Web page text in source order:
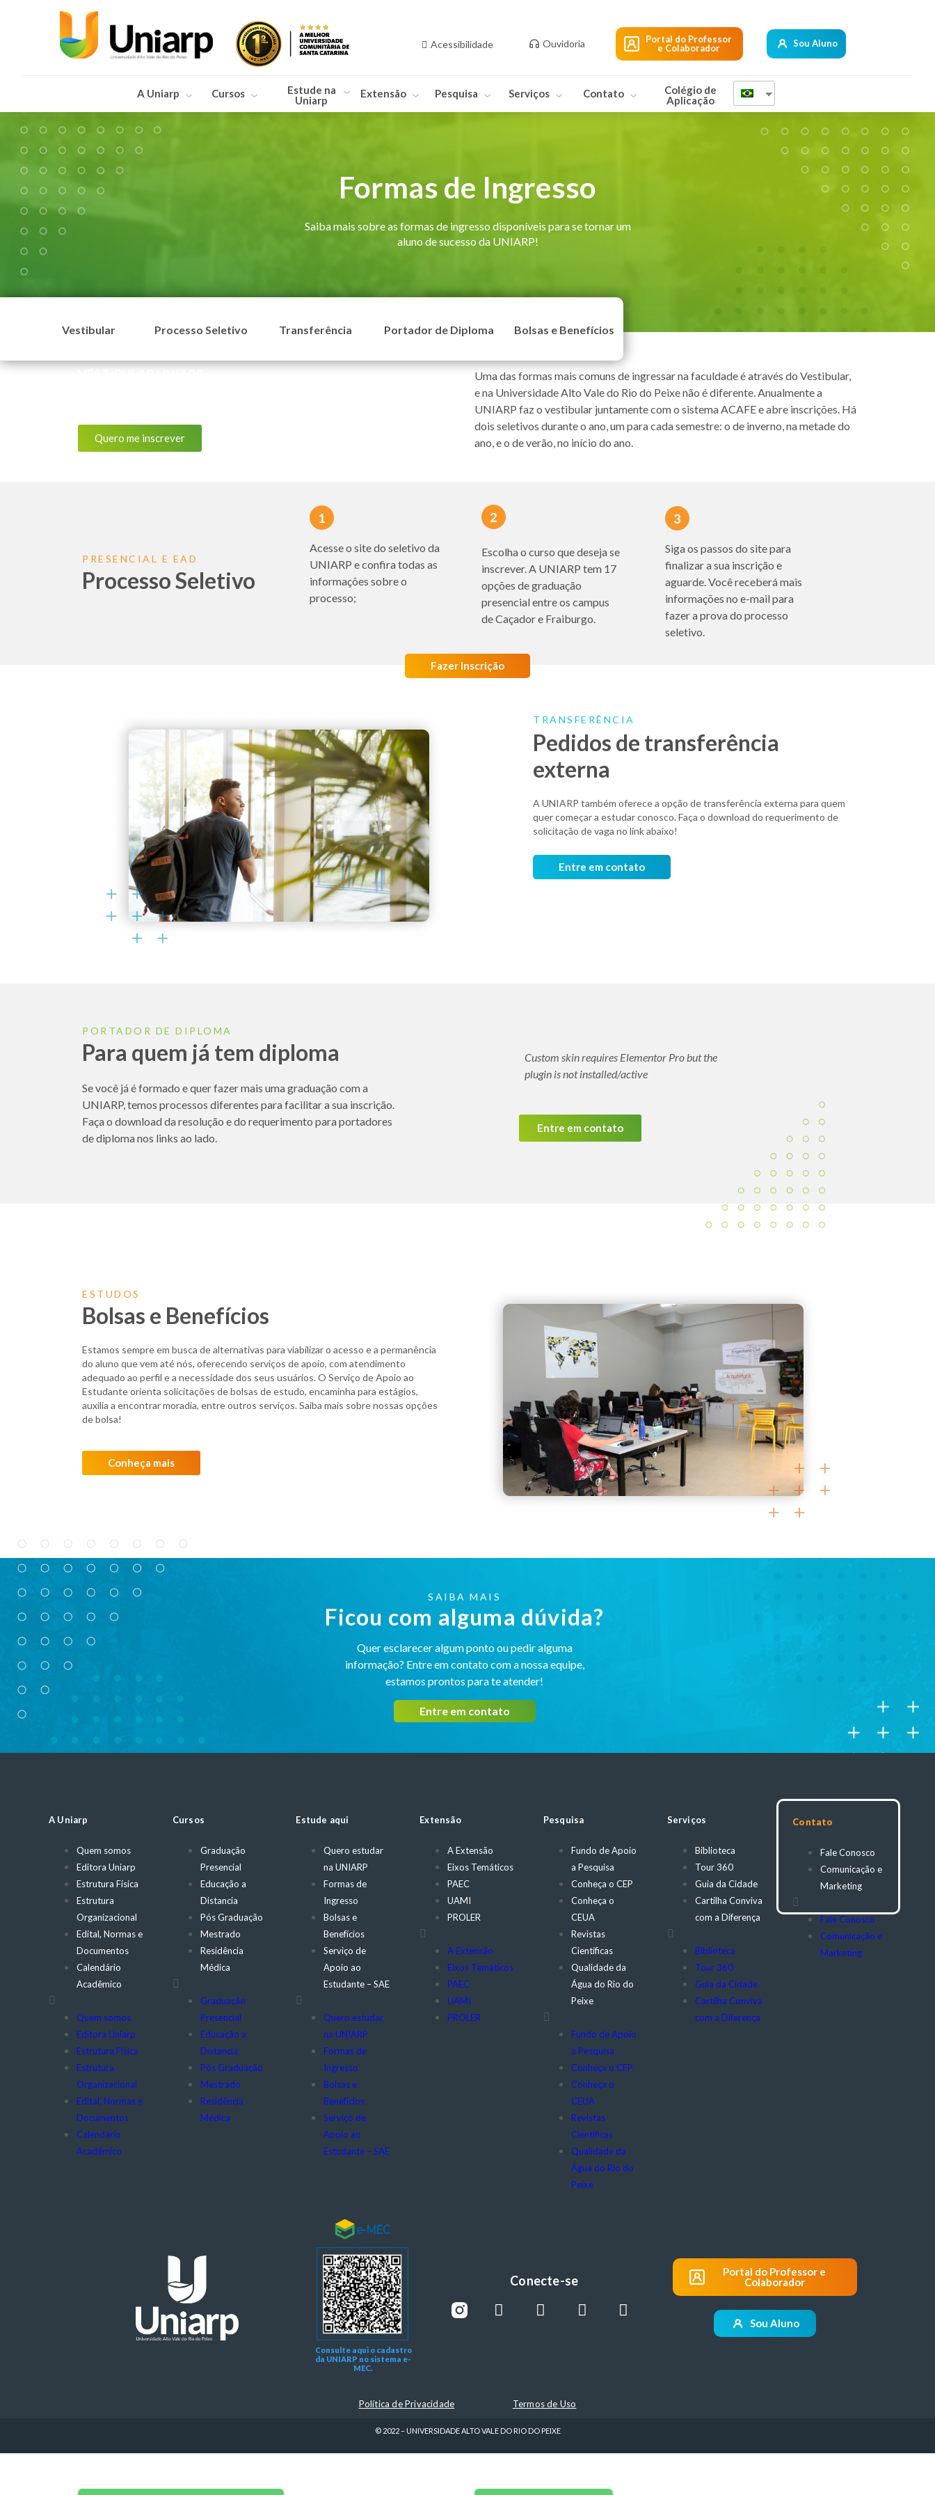
Acessibilidade Ouvidoria
Portal do Professor
e Colaborador
Sou Aluno
A Uniarp Cursos
Estude na
Uniarp
Extensão Pesquisa Serviços Contato
Colégio de
Aplicação
Formas de Ingresso
Saiba mais sobre as formas de ingresso disponíveis para se tornar um
aluno de sucesso da UNIARP!
Vestibular Processo Seletivo Transferência Portador de Diploma Bolsas e Benefícios
Quero me inscrever
Uma das formas mais comuns de ingressar na faculdade é através do Vestibular,
e na Universidade Alto Vale do Rio do Peixe não é diferente. Anualmente a
UNIARP faz o vestibular juntamente com o sistema ACAFE e abre inscrições. Há
dois seletivos durante o ano, um para cada semestre: o de inverno, na metade do
ano, e o de verão, no início do ano.
PRESENCIAL E EAD
Processo Seletivo
Acesse o site do seletivo da
UNIARP e confira todas as
informações sobre o
processo;
Escolha o curso que deseja se
inscrever. A UNIARP tem 17
opções de graduação
presencial entre os campus
de Caçador e Fraiburgo.
Siga os passos do site para
finalizar a sua inscrição e
aguarde. Você receberá mais
informações no e-mail para
fazer a prova do processo
seletivo.
Fazer Inscrição
TRANSFERÊNCIA
Pedidos de transferência
externa
A UNIARP também oferece a opção de transferência externa para quem
quer começar a estudar conosco. Faça o download do requerimento de
solicitação de vaga no link abaixo!
Entre em contato
PORTADOR DE DIPLOMA
Para quem já tem diploma
Se você já é formado e quer fazer mais uma graduação com a
UNIARP, temos processos diferentes para facilitar a sua inscrição.
Faça o download da resolução e do requerimento para portadores
de diploma nos links ao lado.
Custom skin requires Elementor Pro but the
plugin is not installed/active
Entre em contato
ESTUDOS
Bolsas e Benefícios
Estamos sempre em busca de alternativas para viabilizar o acesso e a permanência
do aluno que vem até nós, oferecendo serviços de apoio, com atendimento
adequado ao perfil e a necessidade dos seus usuários. O Serviço de Apoio ao
Estudante orienta solicitações de bolsas de estudo, encaminha para estágios,
auxilia a encontrar moradia, entre outros serviços. Saiba mais sobre nossas opções
de bolsa!
Conheça mais
SAIBA MAIS
Ficou com alguma dúvida?
Quer esclarecer algum ponto ou pedir alguma
informação? Entre em contato com a nossa equipe,
estamos prontos para te atender!
Entre em contato
A Uniarp
Quem somos
Editora Uniarp
Estrutura Física
Estrutura
Organizacional
Edital, Normas e
Documentos
Calendário
Acadêmico
Quem somos
Editora Uniarp
Estrutura Física
Estrutura
Organizacional
Edital, Normas e
Documentos
Calendário
Acadêmico
Cursos
Graduação
Presencial
Educação a
Distancia
Pós Graduação
Mestrado
Residência
Médica
Graduação
Presencial
Educação a
Distancia
Pós Graduação
Mestrado
Residência
Médica
Estude aqui
Quero estudar
na UNIARP
Formas de
Ingresso
Bolsas e
Benefícios
Serviço de
Apoio ao
Estudante – SAE
Quero estudar
na UNIARP
Formas de
Ingresso
Bolsas e
Benefícios
Serviço de
Apoio ao
Estudante – SAE
Extensão
A Extensão
Eixos Temáticos
PAEC
UAMI
PROLER
A Extensão
Eixos Temáticos
PAEC
UAMI
PROLER
Pesquisa
Fundo de Apoio
a Pesquisa
Conheça o CEP
Conheça o
CEUA
Revistas
Científicas
Qualidade da
Água do Rio do
Peixe
Fundo de Apoio
a Pesquisa
Conheça o CEP
Conheça o
CEUA
Revistas
Científicas
Qualidade da
Água do Rio do
Peixe
Serviços
Biblioteca
Tour 360
Guia da Cidade
Cartilha Conviva
com a Diferença
Biblioteca
Tour 360
Guia da Cidade
Cartilha Conviva
com a Diferença
Contato
Fale Conosco
Comunicação e
Marketing
Fale Conosco
Comunicação e
Marketing
Consulte aqui o cadastro
da UNIARP no sistema e-
MEC.
Conecte-se
Portal do Professor e
Colaborador
Sou Aluno
Política de Privacidade Termos de Uso
© 2022 – UNIVERSIDADE ALTO VALE DO RIO DO PEIXE